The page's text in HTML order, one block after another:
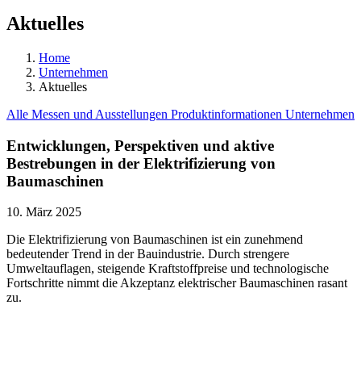
Aktuelles
Home
Unternehmen
Aktuelles
Alle Messen und Ausstellungen Produktinformationen Unternehmen
Entwicklungen, Perspektiven und aktive
Bestrebungen in der Elektrifizierung von
Baumaschinen
10. März 2025
Die Elektrifizierung von Baumaschinen ist ein zunehmend
bedeutender Trend in der Bauindustrie. Durch strengere
Umweltauflagen, steigende Kraftstoffpreise und technologische
Fortschritte nimmt die Akzeptanz elektrischer Baumaschinen rasant
zu.